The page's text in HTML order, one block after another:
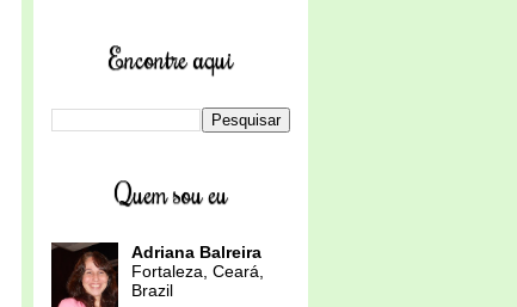
Encontre aqui
Quem sou eu
Adriana Balreira
Fortaleza, Ceará,
Brazil